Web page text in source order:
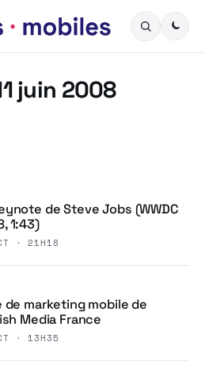
juin 2008
de Steve Jobs (WWDC
1:43)
· 21H18
de marketing mobile de
Media France
· 13H35